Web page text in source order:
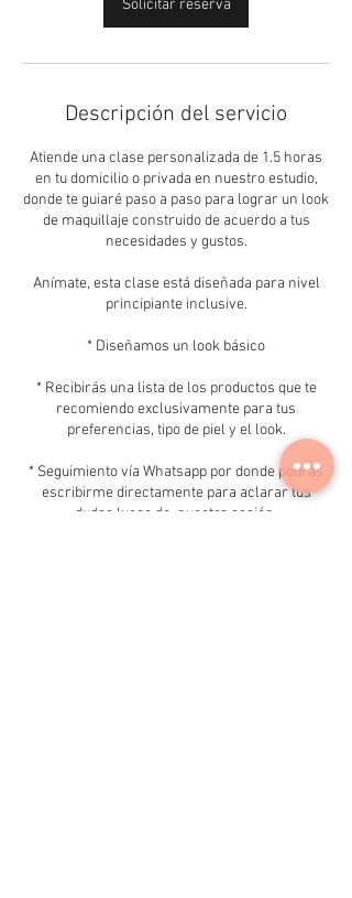
n
Solicitar reserva
Descripción del servicio
Atiende una clase personalizada de 1.5 horas
en tu domicilio o privada en nuestro estudio,
donde te guiaré paso a paso para lograr un look
de maquillaje construido de acuerdo a tus
necesidades y gustos.
Anímate, esta clase está diseñada para nivel
principiante inclusive.
* Diseñamos un look básico
* Recibirás una lista de los productos que te
recomiendo exclusivamente para tus
preferencias, tipo de piel y el look.
* Seguimiento vía Whatsapp por donde podrás
escribirme directamente para aclarar tus
dudas luego de nuestra sesión.